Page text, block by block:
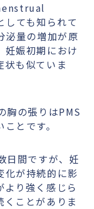
ても知られて
泌量の増加が原
妊娠初期におけ
状も似ていま
胸の張りはPMS
とです。
日間ですが、妊
化が持続的に影
り強く感じら
ことがありま